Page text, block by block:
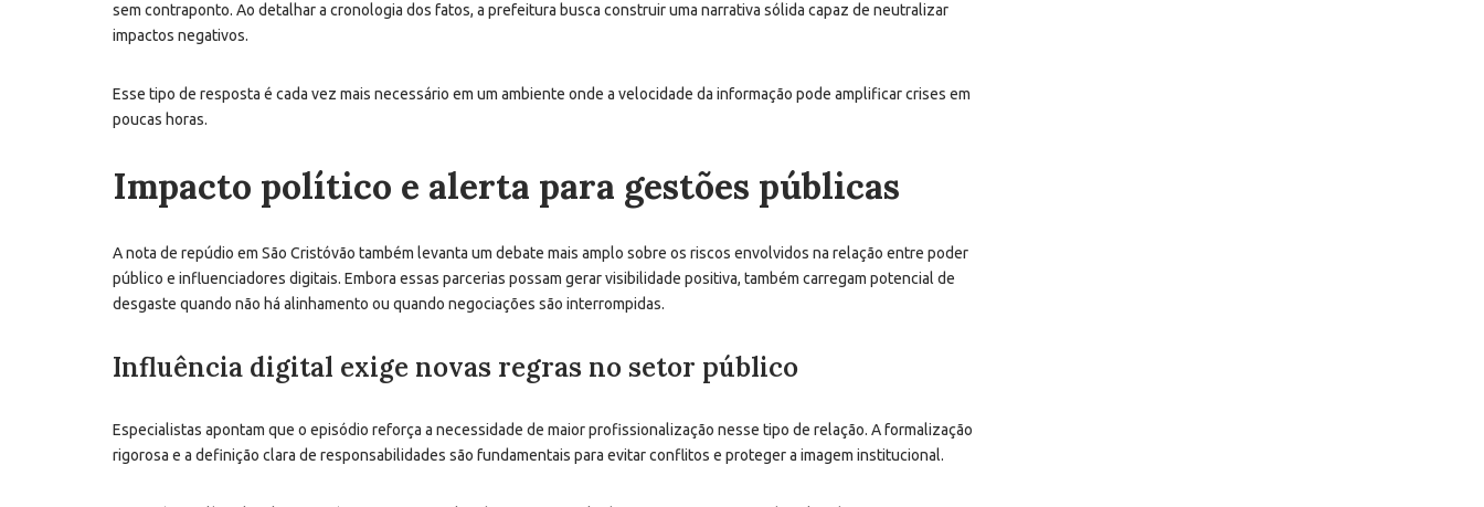
sem contraponto. Ao detalhar a cronologia dos fatos, a prefeitura busca construir uma narrativa sólida capaz de neutralizar
impactos negativos.
Esse tipo de resposta é cada vez mais necessário em um ambiente onde a velocidade da informação pode amplificar crises em
poucas horas.
Impacto político e alerta para gestões públicas
A nota de repúdio em São Cristóvão também levanta um debate mais amplo sobre os riscos envolvidos na relação entre poder
público e influenciadores digitais. Embora essas parcerias possam gerar visibilidade positiva, também carregam potencial de
desgaste quando não há alinhamento ou quando negociações são interrompidas.
Influência digital exige novas regras no setor público
Especialistas apontam que o episódio reforça a necessidade de maior profissionalização nesse tipo de relação. A formalização
rigorosa e a definição clara de responsabilidades são fundamentais para evitar conflitos e proteger a imagem institucional.